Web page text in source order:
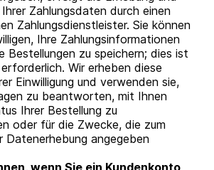
Zahlungsdaten durch einen
Zahlungsdienstleister. Sie können
Ihre Zahlungsinformationen
Bestellungen zu speichern; dies ist
Wir erheben diese
Einwilligung und verwenden sie,
zu beantworten, mit Ihnen
Ihrer Bestellung zu
oder für die Zwecke, die zum
Datenerhebung angegeben
wenn Sie ein Kundenkonto